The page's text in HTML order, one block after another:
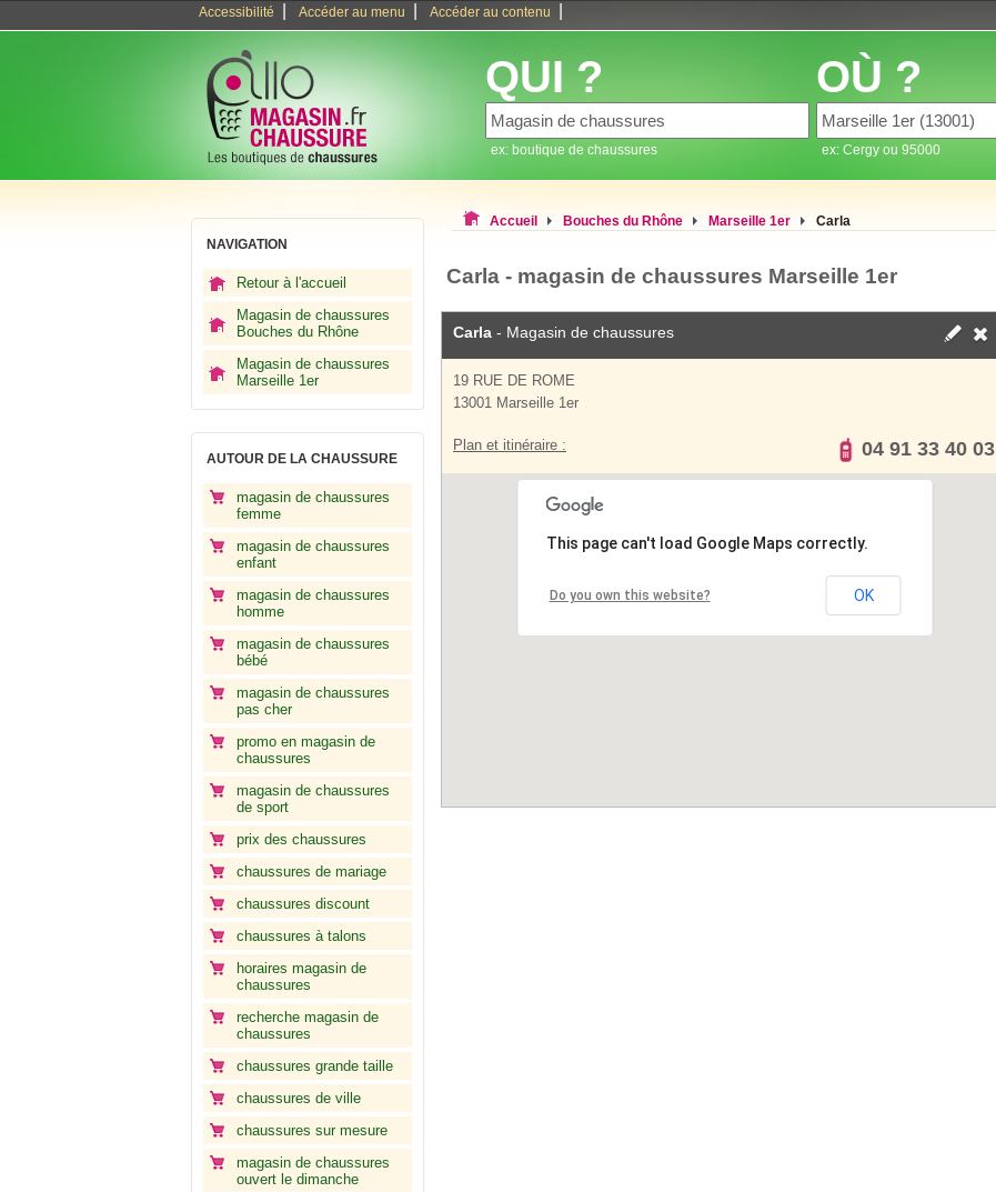
Accessibilité Accéder au menu Accéder au contenu
QUI ?
ex: boutique de chaussures
OÙ ?
ex: Cergy ou 95000
NAVIGATION
Retour à l'accueil
Magasin de chaussures
Bouches du Rhône
Magasin de chaussures
Marseille 1er
AUTOUR DE LA CHAUSSURE
magasin de chaussures
femme
magasin de chaussures
enfant
magasin de chaussures
homme
magasin de chaussures
bébé
magasin de chaussures
pas cher
promo en magasin de
chaussures
magasin de chaussures
de sport
prix des chaussures
chaussures de mariage
chaussures discount
chaussures à talons
horaires magasin de
chaussures
recherche magasin de
chaussures
chaussures grande taille
chaussures de ville
chaussures sur mesure
magasin de chaussures
ouvert le dimanche
Accueil Bouches du Rhône Marseille 1er Carla
Carla - magasin de chaussures Marseille 1er
Carla - Magasin de chaussures
19 RUE DE ROME
13001 Marseille 1er
Plan et itinéraire : 04 91 33 40 03
This page can't load Google Maps correctly.
Do you own this website? OK